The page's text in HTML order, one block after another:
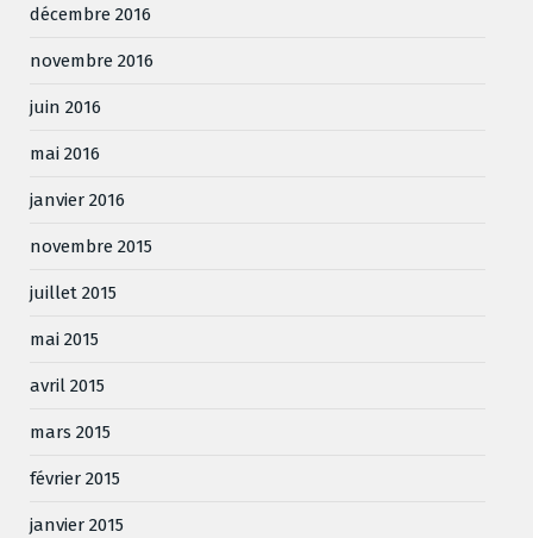
décembre 2016
novembre 2016
juin 2016
mai 2016
janvier 2016
novembre 2015
juillet 2015
mai 2015
avril 2015
mars 2015
février 2015
janvier 2015